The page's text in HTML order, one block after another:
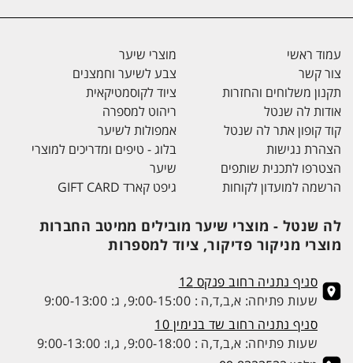
עמוד ראשי
צור קשר
תקנון משלוחים והחזרות
אודות לה שנטל
קוד קופון אתר לה שנטל
הצהרת נגישות
הצטרפו לתכנית שותפים
הרשמה למועדון לקוחות
מוצרי שיער
צבע לשיער וחמצנים
ציוד לקוסמטיקאית
ריהוט למספרה
אמפולות לשיער
בלוג - טיפים ומדריכים למוצרי
שיער
גיפט קארד GIFT CARD
לה שנטל - מוצרי שיער מובילים ממיטב החברות
מוצרי מניקור פדיקור, ציוד למספרות
סניף נתניה רחוב פנקס 12
שעות פתיחה: א,ב,ד,ה : 9:00-15:00, ג: 9:00-13:00
סניף נתניה רחוב שד בנימין 10
שעות פתיחה: א,ב,ד,ה : 9:00-18:00, ג,ו: 9:00-13:00